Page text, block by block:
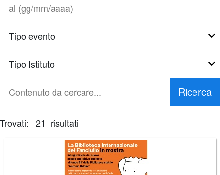
(gg/mm/aaaa)
al
(gg/mm/aaaa)
Tipo
evento
Tipo
Istituto
Contenuto
da
Ricerca
È
Trovati: 21 risultati